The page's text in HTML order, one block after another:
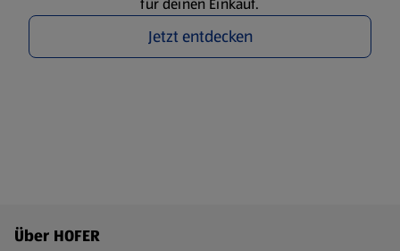
für deinen Einkauf.
Jetzt entdecken
Fußzeilenmenü - weitere Links
Über HOFER